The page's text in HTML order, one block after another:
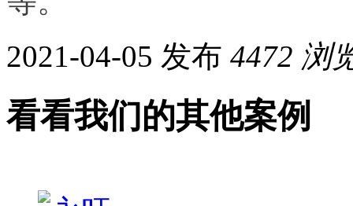
2021-04-05 发布 4472 浏
看看我们的其他案例